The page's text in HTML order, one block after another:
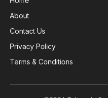
About
Contact Us
Privacy Policy
Terms & Conditions
©2024 Tulunada